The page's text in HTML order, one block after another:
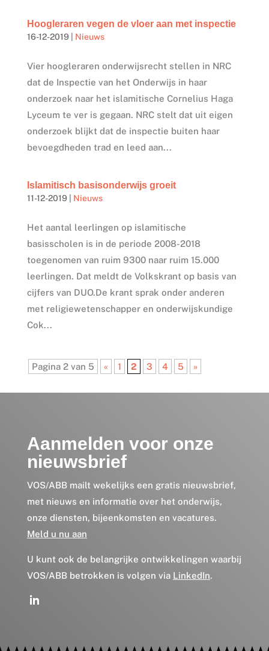
Hoogleraren vegen de vloer aan met inspectie
16-12-2019| Nieuws
Vier hoogleraren onderwijsrecht stellen in NRC
dat de Inspectie van het Onderwijs in haar
onderzoek naar het islamitische Cornelius Haga
Lyceum te ver is gegaan. NRC stelt dat uit eigen
onderzoek blijkt dat de inspectie buiten haar
bevoegdheden trad en leed aan...
Islamitisch basisonderwijs groeit
11-12-2019| Nieuws
Het aantal leerlingen op islamitische
basisscholen is in de periode 2008-2018
toegenomen van ruim 9300 naar ruim 15.000
leerlingen. Dat meldt de Volkskrant op basis van
cijfers van DUO.De krant sprak onder anderen
met religiewetenschapper en onderwijskundige
Cok...
Pagina 2 van 5 « 1 2 3 4 5 »
Aanmelden voor onze
nieuwsbrief
VOS/ABB mailt wekelijks een gratis nieuwsbrief,
met nieuws en informatie over het onderwijs,
onze diensten, bijeenkomsten en vacatures.
Meld u nu aan
U kunt ook de belangrijke ontwikkelingen waarbij
VOS/ABB betrokken is volgen via LinkedIn.